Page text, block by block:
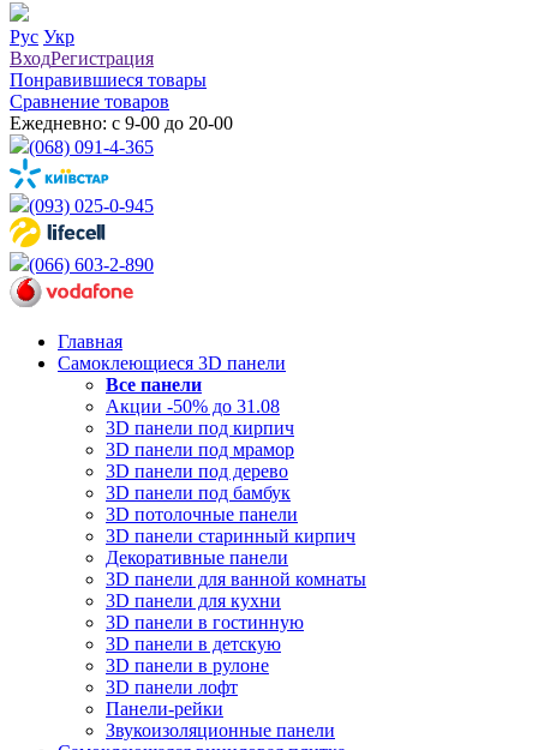
Рус Укр
ВходРегистрация
Понравившиеся товары
Сравнение товаров
Ежедневно: с 9-00 до 20-00
(068) 091-4-365
(093) 025-0-945
(066) 603-2-890
Главная
Самоклеющиеся 3D панели
Все панели
Акции -50% до 31.08
3D панели под кирпич
3D панели под мрамор
3D панели под дерево
3D панели под бамбук
3D потолочные панели
3D панели старинный кирпич
Декоративные панели
3D панели для ванной комнаты
3D панели для кухни
3D панели в гостинную
3D панели в детскую
3D панели в рулоне
3D панели лофт
Панели-рейки
Звукоизоляционные панели